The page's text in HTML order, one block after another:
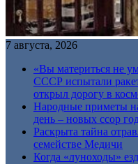
7 августа, 2026
«Вы материться не
СССР испытали
открыл дорогу в
Народные приметы
день – новых ссор
Раскрыта тайна
семействе Медичи
Когда «луноходы»